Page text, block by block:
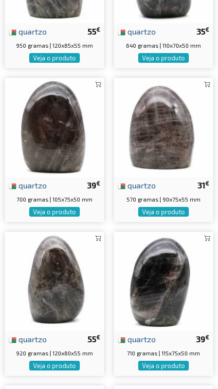
55€
quartzo
950 gramas | 120x85x55 mm
Veja o produto
35€
quartzo
640 gramas | 110x70x50 mm
Veja o produto
39€
quartzo
700 gramas | 105x75x50 mm
Veja o produto
31€
quartzo
570 gramas | 90x75x55 mm
Veja o produto
55€
quartzo
920 gramas | 120x80x55 mm
Veja o produto
39€
quartzo
710 gramas | 115x75x50 mm
Veja o produto